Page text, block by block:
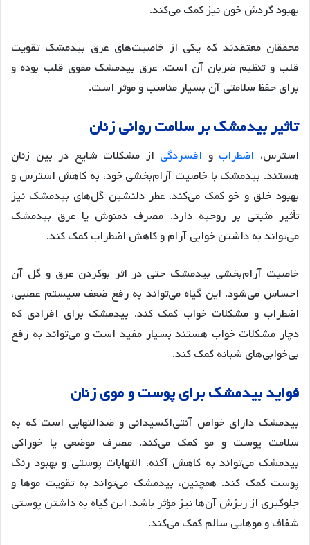
بهبود گردش خون نیز کمک می‌کند.
محققان معتقدند که یکی از خاصیت‌های عرق بیدمشک تقویت
قلب و تنظیم ضربان آن است. عرق بیدمشک مقوی قلب بوده و
برای حفظ سلامتی آن بسیار مناسب و موثر است.
تاثیربیدمشکبرسلامتروانیزنان
استرس، اضطراب و افسردگی از مشکلات شایع در بین زنان
هستند. بیدمشک با خاصیت آرام‌بخشی خود، به کاهش استرس و
بهبود خلق و خو کمک می‌کند. عطر دلنشین گل‌های بیدمشک نیز
تأثیر مثبتی بر روحیه دارد. مصرف دمنوش یا عرق بیدمشک
می‌تواند به داشتن خوابی آرام و کاهش اضطراب کمک کند.
خاصیت آرام‌بخشی بیدمشک حتی در اثر بوکردن عرق و گل آن
احساس می‌شود. این گیاه می‌تواند به رفع ضعف سیستم عصبی،
اضطراب و مشکلات خواب کمک کند. بیدمشک برای افرادی که
دچار مشکلات خواب هستند بسیار مفید است و می‌تواند به رفع
بی‌خوابی‌های شبانه کمک کند.
فوایدبیدمشکبرایپوستومویزنان
بیدمشک دارای خواص آنتی‌اکسیدانی و ضدالتهابی است که به
سلامت پوست و مو کمک می‌کند. مصرف موضعی یا خوراکی
بیدمشک می‌تواند به کاهش آکنه، التهابات پوستی و بهبود رنگ
پوست کمک کند. همچنین، بیدمشک می‌تواند به تقویت موها و
جلوگیری از ریزش آن‌ها نیز مؤثر باشد. این گیاه به داشتن پوستی
شفاف و موهایی سالم کمک می‌کند.